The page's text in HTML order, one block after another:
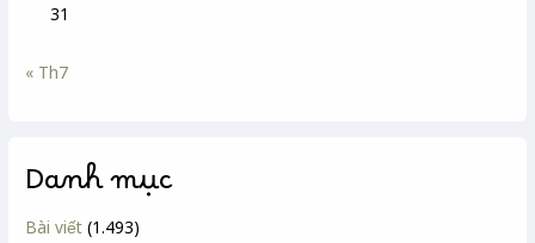
31
« Th7
Danh mục
Bài viết (1.493)